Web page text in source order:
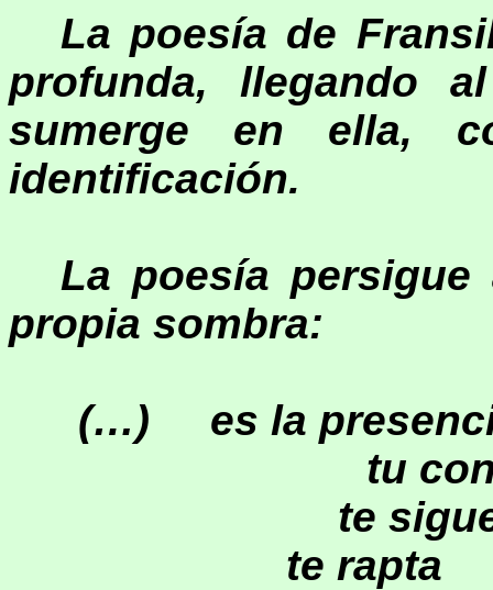
La poesía de
profunda, llegando
sumerge en ella,
identificación.
La poesía
propia sombra:
(…) es la
tu
te
te rapta